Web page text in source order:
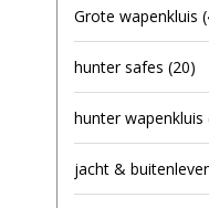
Grote wapenkluis
hunter safes (20)
hunter wapenkluis
jacht &